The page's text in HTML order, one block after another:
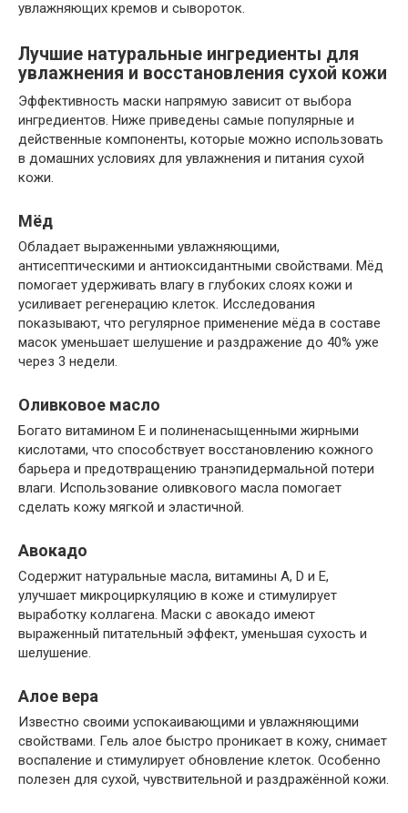
увлажняющих кремов и сывороток.
Лучшие натуральные ингредиенты для
увлажнения и восстановления сухой кожи
Эффективность маски напрямую зависит от выбора
ингредиентов. Ниже приведены самые популярные и
действенные компоненты, которые можно использовать
в домашних условиях для увлажнения и питания сухой
кожи.
Мёд
Обладает выраженными увлажняющими,
антисептическими и антиоксидантными свойствами. Мёд
помогает удерживать влагу в глубоких слоях кожи и
усиливает регенерацию клеток. Исследования
показывают, что регулярное применение мёда в составе
масок уменьшает шелушение и раздражение до 40% уже
через 3 недели.
Оливковое масло
Богато витамином Е и полиненасыщенными жирными
кислотами, что способствует восстановлению кожного
барьера и предотвращению транэпидермальной потери
влаги. Использование оливкового масла помогает
сделать кожу мягкой и эластичной.
Авокадо
Содержит натуральные масла, витамины А, D и Е,
улучшает микроциркуляцию в коже и стимулирует
выработку коллагена. Маски с авокадо имеют
выраженный питательный эффект, уменьшая сухость и
шелушение.
Алое вера
Известно своими успокаивающими и увлажняющими
свойствами. Гель алое быстро проникает в кожу, снимает
воспаление и стимулирует обновление клеток. Особенно
полезен для сухой, чувствительной и раздражённой кожи.